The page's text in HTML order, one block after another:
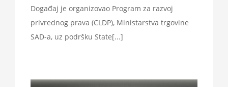
Događaj je organizovao Program za razvoj
privrednog prava (CLDP), Ministarstva trgovine
SAD-a, uz podršku State[...]